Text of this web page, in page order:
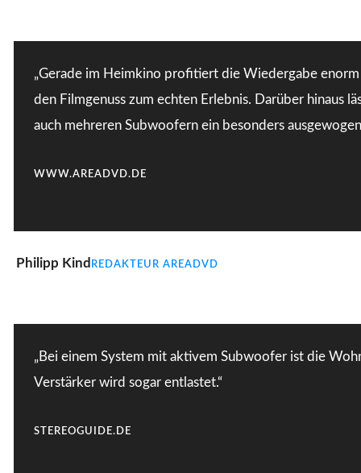
„Gerade im Heimkino profitiert die Wiedergabe
den Filmgenuss zum echten Erlebnis. Darüber hinaus
auch mehreren Subwoofern ein besonders
WWW.AREADVD.DE
Philipp Kind REDAKTEUR AREADVD
„Bei einem System mit aktivem Subwoofer ist die
Verstärker wird sogar entlastet.“
STEREOGUIDE.DE